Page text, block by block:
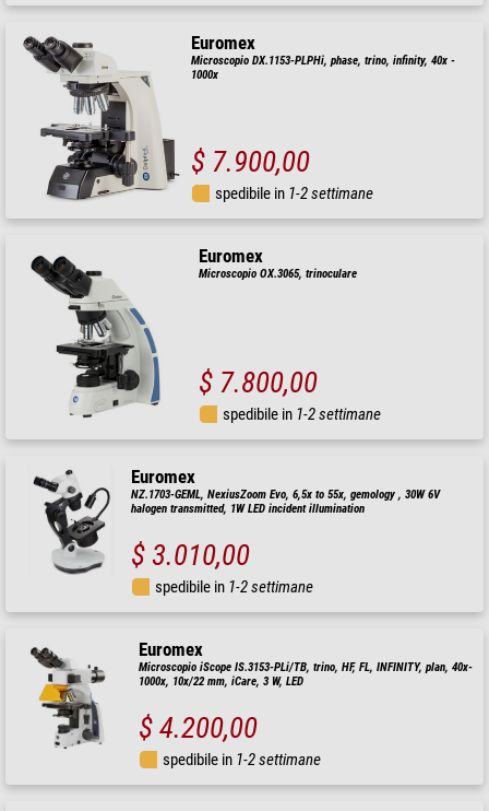
Euromex
Microscopio DX.1153-PLPHi, phase, trino, infinity, 40x -
1000x
$ 7.900,00
spedibile in 1-2 settimane
Euromex
Microscopio OX.3065, trinoculare
$ 7.800,00
spedibile in 1-2 settimane
Euromex
NZ.1703-GEML, NexiusZoom Evo, 6,5x to 55x, gemology , 30W 6V
halogen transmitted, 1W LED incident illumination
$ 3.010,00
spedibile in 1-2 settimane
Euromex
Microscopio iScope IS.3153-PLi/TB, trino, HF, FL, INFINITY, plan, 40x-
1000x, 10x/22 mm, iCare, 3 W, LED
$ 4.200,00
spedibile in 1-2 settimane